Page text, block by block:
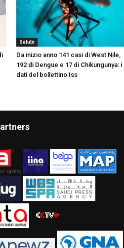
Salute
Da inizio anno 141 casi di West Nile,
192 di Dengue e 17 di Chikungunya: i
dati del bollettino Iss